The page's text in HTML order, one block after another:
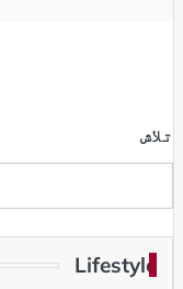
تلاش
Lifestyle